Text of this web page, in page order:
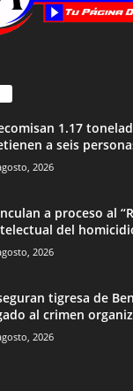
1.17
a seis
2026
a proceso al
del
2026
tigresa de
al crimen
2026